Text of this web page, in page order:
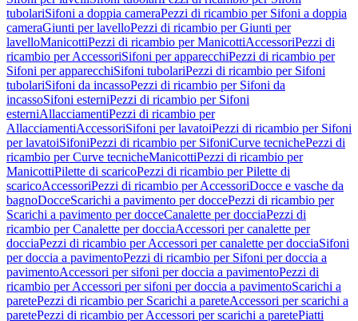
tubolariSifoni a doppia cameraPezzi di ricambio per Sifoni a doppia
cameraGiunti per lavelloPezzi di ricambio per Giunti per
lavelloManicottiPezzi di ricambio per ManicottiAccessoriPezzi di
ricambio per AccessoriSifoni per apparecchiPezzi di ricambio per
Sifoni per apparecchiSifoni tubolariPezzi di ricambio per Sifoni
tubolariSifoni da incassoPezzi di ricambio per Sifoni da
incassoSifoni esterniPezzi di ricambio per Sifoni
esterniAllacciamentiPezzi di ricambio per
AllacciamentiAccessoriSifoni per lavatoiPezzi di ricambio per Sifoni
per lavatoiSifoniPezzi di ricambio per SifoniCurve tecnichePezzi di
ricambio per Curve tecnicheManicottiPezzi di ricambio per
ManicottiPilette di scaricoPezzi di ricambio per Pilette di
scaricoAccessoriPezzi di ricambio per AccessoriDocce e vasche da
bagnoDocceScarichi a pavimento per doccePezzi di ricambio per
Scarichi a pavimento per docceCanalette per docciaPezzi di
ricambio per Canalette per docciaAccessori per canalette per
docciaPezzi di ricambio per Accessori per canalette per docciaSifoni
per doccia a pavimentoPezzi di ricambio per Sifoni per doccia a
pavimentoAccessori per sifoni per doccia a pavimentoPezzi di
ricambio per Accessori per sifoni per doccia a pavimentoScarichi a
paretePezzi di ricambio per Scarichi a pareteAccessori per scarichi a
paretePezzi di ricambio per Accessori per scarichi a paretePiatti